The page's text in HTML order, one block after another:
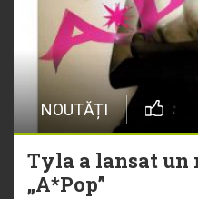
NOUTĂȚI
Tyla a lansat un
„A*Pop”